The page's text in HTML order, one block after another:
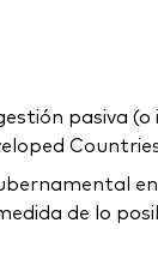
pasiva
de lo